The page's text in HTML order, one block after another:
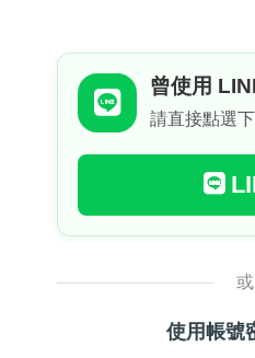
曾使用
請直接點選
或
使用帳號